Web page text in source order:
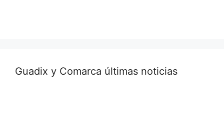
Guadix y Comarca últimas noticias